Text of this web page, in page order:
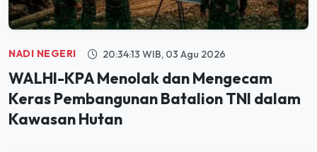
NADI NEGERI 20:34:13 WIB, 03 Agu 2026
WALHI-KPA Menolak dan Mengecam
Keras Pembangunan Batalion TNI dalam
Kawasan Hutan